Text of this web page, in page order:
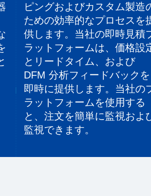
ピングおよびカスタム製造
ための効率的なプロセスを
供します。当社の即時見積
ラットフォームは、価格設
とリードタイム、および
DFM 分析フィードバックを
即時に提供します。当社の
ラットフォームを使用する
と、注文を簡単に監視およ
監視できます。